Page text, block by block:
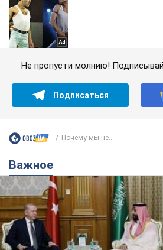
Не пропусти молнию!
Подписаться
Почему мы не...
Важное